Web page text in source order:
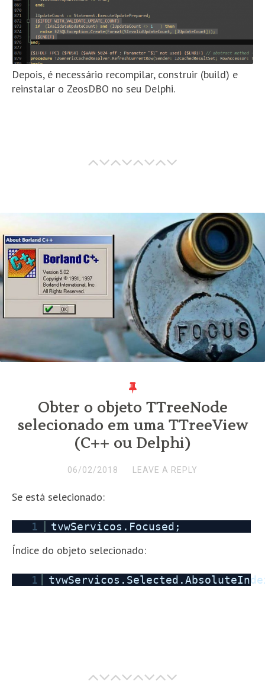
Depois, é necessário recompilar, construir (build) e
reinstalar o ZeosDBO no seu Delphi.
Obter o objeto TTreeNode
selecionado em uma TTreeView
(C++ ou Delphi)
06/02/2018 LEAVE A REPLY
Se está selecionado:
1 tvwServicos.Focused;
Índice do objeto selecionado:
1